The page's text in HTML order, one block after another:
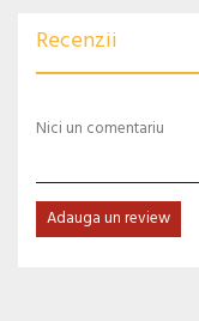
Recenzii
Nici un comentariu
Adauga un review